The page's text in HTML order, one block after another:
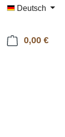
Deutsch
0,00 €